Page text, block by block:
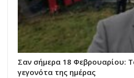
Σαν σήμερα 18 Φεβρουαρίου:
γεγονότα της ημέρας